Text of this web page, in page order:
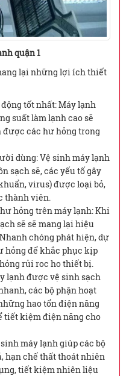
quận 1
lại những lợi ích thiết
tốt nhất: Máy lạnh
suất làm lạnh cao sẽ
các hư hỏng trong
dùng: Vệ sinh máy lạnh
sạch sẽ, các yếu tố gây
virus) được loại bỏ,
thành viên.
hỏng trên máy lạnh: Khi
sẽ sẽ mang lại hiệu
chóng phát hiện, dự
hỏng để khắc phục kịp
rủi roc ho thiết bị.
lạnh được vệ sinh sạch
các bộ phận hoạt
hao tổn điện năng
tiết kiệm điện năng cho
máy lạnh giúp các bộ
hạn chế thất thoát nhiên
tiết kiệm nhiên liệu